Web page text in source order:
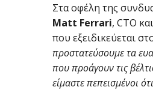
Στα οφέλη της
Matt Ferrari, CTO
που εξειδικεύεται
προστατεύσουμε τα
που προάγουν τις
είμαστε πεπεισμένοι